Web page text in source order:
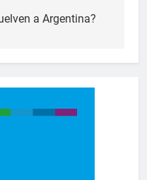
a Argentina?